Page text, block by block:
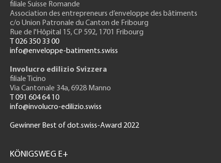
filiale Suisse Romande
Association des entrepreneurs d’enveloppe des bâtiments
c/o Union Patronale du Canton de Fribourg
Rue de l'Hôpital 15, CP 592, 1701 Fribourg
T 026 350 33 00
info@enveloppe-batiments.swiss
Involucro edilizio Svizzera
filiale Ticino
Via Cantonale 34a, 6928 Manno
T 091 604 64 10
info@involucro-edilizio.swiss
Gewinner Best of dot.swiss-Award 2022
GH
KÖNIGSWEG E+